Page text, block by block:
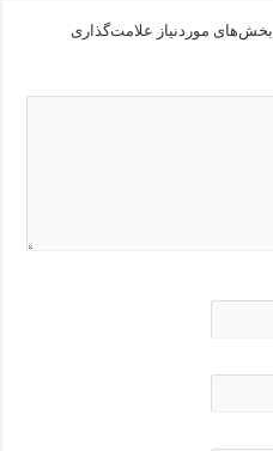
بخش‌های موردنیاز علامت‌گذاری